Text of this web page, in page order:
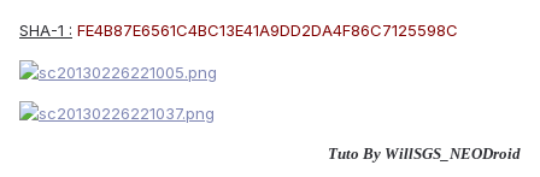
SHA-1 : FE4B87E6561C4BC13E41A9DD2DA4F86C7125598C
Tuto By WillSGS_NEODroid